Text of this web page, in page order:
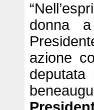
donna
azione